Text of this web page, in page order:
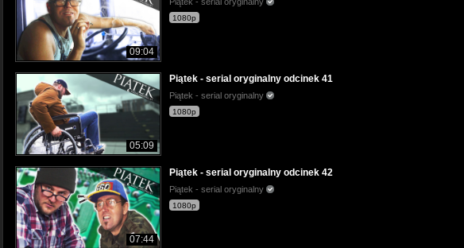
09:04
1080p
05:09
Piątek - serial oryginalny odcinek 41
Piątek - serial oryginalny
1080p
07:44
Piątek - serial oryginalny odcinek 42
Piątek - serial oryginalny
1080p